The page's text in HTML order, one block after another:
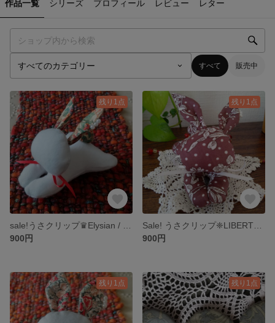
作品一覧 シリーズ プロフィール レビュー レター
すべて 販売中
残り1点
900円
残り1点
900円
残り1点 残り1点